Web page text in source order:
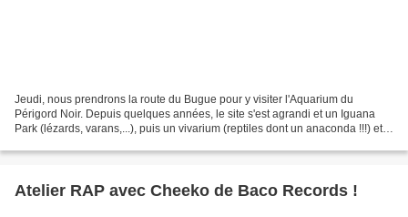
Jeudi, nous prendrons la route du Bugue pour y visiter l'Aquarium du
Périgord Noir. Depuis quelques années, le site s'est agrandi et un Iguana
Park (lézards, varans,...), puis un vivarium (reptiles dont un anaconda !!!) et
Atelier RAP avec Cheeko de Baco Records !